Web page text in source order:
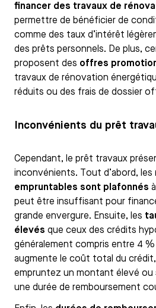
financer des travaux de
permettre de bénéficier de
comme des taux d’intérêt
des prêts personnels. De plus,
proposent des offres
travaux de rénovation
réduits ou des frais de dossier
Inconvénients du prêt
Cependant, le prêt travaux
inconvénients. Tout d’abord, les
empruntables sont plafonnés
peut être insuffisant pour
grande envergure. Ensuite, les
élevés que ceux des crédits
généralement compris entre 4
augmente le coût total du
empruntez un montant élevé
une durée de remboursement